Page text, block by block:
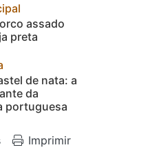
assado
preta
de nata: a
da
portuguesa
Imprimir